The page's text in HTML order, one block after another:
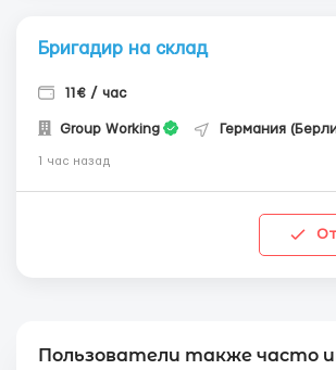
Бригадир на склад
11€ / час
Group Working Германия
1 час назад
Пользователи также часто